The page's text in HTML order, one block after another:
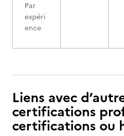
Par
expéri
ence
Liens avec
certifications
certifications ou